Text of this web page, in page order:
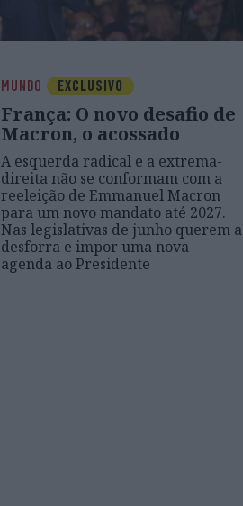
MUNDO EXCLUSIVO
França: O novo desafio de
Macron, o acossado
A esquerda radical e a extrema-
direita não se conformam com a
reeleição de Emmanuel Macron
para um novo mandato até 2027.
Nas legislativas de junho querem a
desforra e impor uma nova
agenda ao Presidente